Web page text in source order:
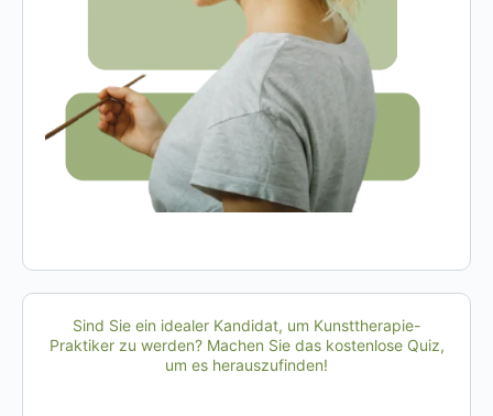
Sind Sie ein idealer Kandidat, um Kunsttherapie-
Praktiker zu werden? Machen Sie das kostenlose Quiz,
um es herauszufinden!